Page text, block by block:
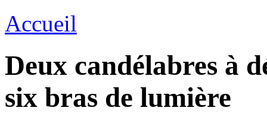
Accueil
Deux candélabres à
six bras de lumière